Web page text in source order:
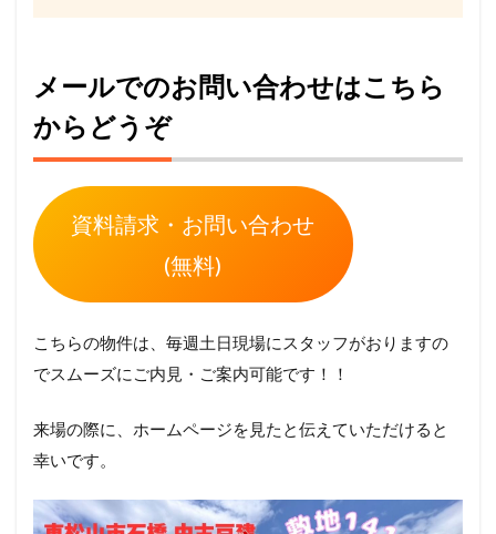
メールでのお問い合わせはこちら
からどうぞ
資料請求・お問い合わせ
(無料)
こちらの物件は、毎週土日現場にスタッフがおりますの
でスムーズにご内見・ご案内可能です！！
来場の際に、ホームページを見たと伝えていただけると
幸いです。